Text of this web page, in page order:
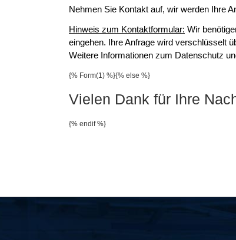
Nehmen Sie Kontakt auf, wir werden Ihre
Hinweis zum Kontaktformular: Wir
eingehen. Ihre Anfrage wird verschlüsselt
Weitere Informationen zum Datenschutz
{% Form(1) %}{% else %}
Vielen Dank für Ihre
{% endif %}